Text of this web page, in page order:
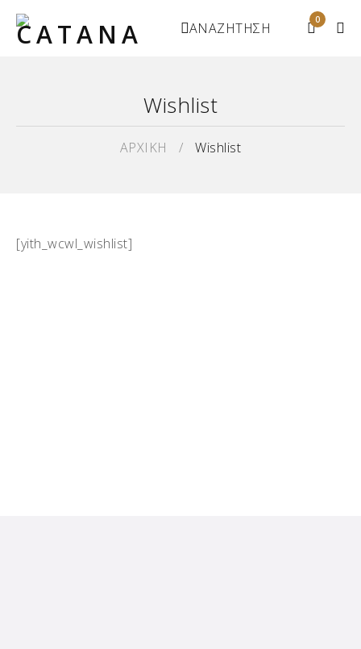
0
ΑΝΑΖΗΤΗΣΗ
Wishlist
ΑΡΧΙΚΗ / Wishlist
[yith_wcwl_wishlist]